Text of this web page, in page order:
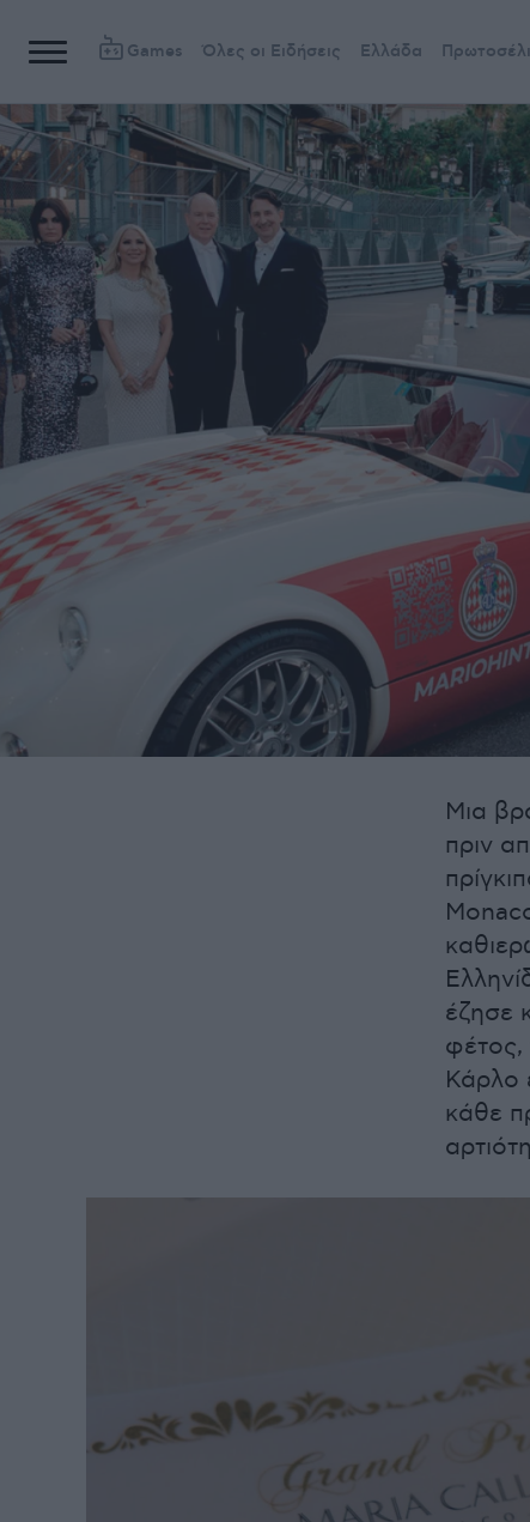
Games Όλες οι Ειδήσεις Ελλάδα
Μια
πριν
έζησε
φέτος,
Κάρλο
κάθε